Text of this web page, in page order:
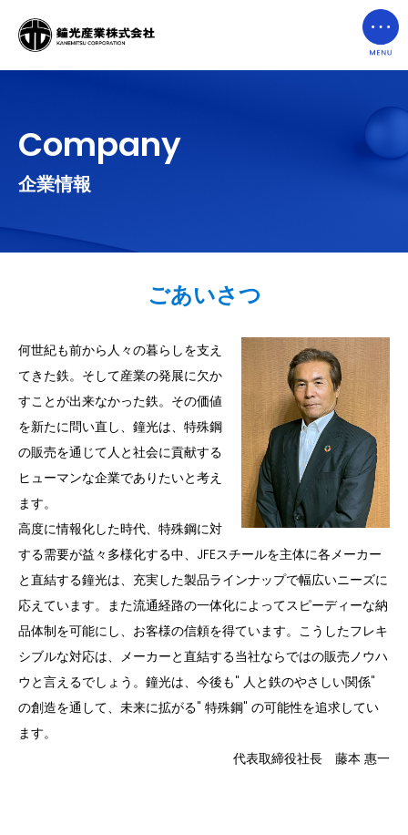
Company
企業情報
ごあいさつ
何世紀も前から人々の暮らしを支え
てきた鉄。そして産業の発展に欠か
すことが出来なかった鉄。その価値
を新たに問い直し、鐘光は、特殊鋼
の販売を通じて人と社会に貢献する
ヒューマンな企業でありたいと考え
ます。
高度に情報化した時代、特殊鋼に対
する需要が益々多様化する中、JFEスチールを主体に各メーカー
と直結する鐘光は、充実した製品ラインナップで幅広いニーズに
応えています。また流通経路の一体化によってスピーディーな納
品体制を可能にし、お客様の信頼を得ています。こうしたフレキ
シブルな対応は、メーカーと直結する当社ならではの販売ノウハ
ウと言えるでしょう。鐘光は、今後も" 人と鉄のやさしい関係"
の創造を通して、未来に拡がる" 特殊鋼" の可能性を追求してい
ます。
代表取締役社長 藤本 惠一